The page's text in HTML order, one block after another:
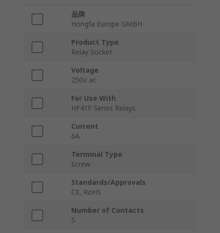
品牌
Hongfa Europe GMBH
Product Type
Relay Socket
Voltage
250V ac
For Use With
HF41F Series Relays
Current
6A
Terminal Type
Screw
Standards/Approvals
CE, RoHS
Number of Contacts
5